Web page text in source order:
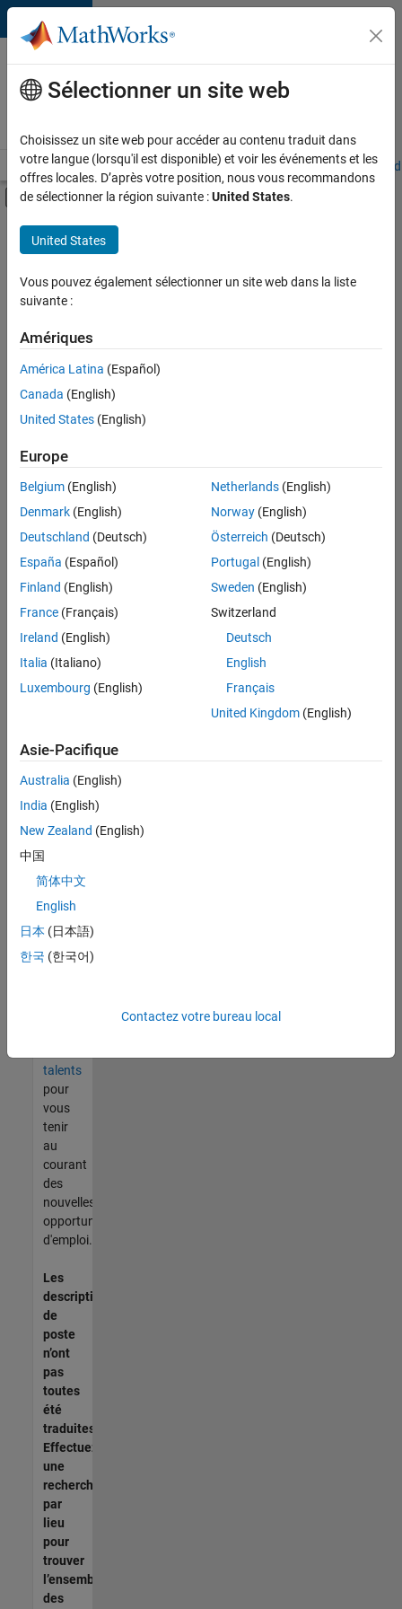
Passer au contenu
Votre
carrière
chez
Accueil Explorer nos opportunités Adresses de nos bureaux
Activer/désactiver l'affichage du menu
Contenu principal
FILTRER PAR
Programme destiné aux nouvelles carrières (EDG)
Technologies de l’information
Applications et services web
Actuellement,
aucune
offre
d'emploi
correspondant
à vos
critères
de
recherche.
Vous
pouvez
élargir
votre
recherche
ou
afficher
l’ensemble
d'emploi.
malgré
tout
vous
trouvez
pas
d'offre
corresponde
à vos
talents
pour
vous
tenir
au
courant
des
nouvelles
opportunités
d'emploi.
Les
descriptions
de
poste
n’ont
pas
toutes
été
traduites.
Effectuez
une
recherche
par
lieu
pour
trouver
l’ensemble
des
Sélectionner un site web
Choisissez un site web pour accéder au contenu traduit dans
votre langue (lorsqu'il est disponible) et voir les événements et les
offres locales. D’après votre position, nous vous recommandons
de sélectionner la région suivante :United States.
United States
Vous pouvez également sélectionner un site web dans la liste
suivante :
Amériques
América Latina (Español)
Canada (English)
United States (English)
Europe
Belgium (English)
Denmark (English)
Deutschland (Deutsch)
España (Español)
Finland (English)
France (Français)
Ireland (English)
Italia (Italiano)
Luxembourg (English)
Netherlands(English)
Norway(English)
Österreich (Deutsch)
Portugal (English)
Sweden (English)
Switzerland
Deutsch
English
Français
United Kingdom(English)
Asie-Pacifique
Australia (English)
India (English)
New Zealand (English)
中国
简体中文
English
日本 (日本語)
한국 (한국어)
Contactez votre bureau local